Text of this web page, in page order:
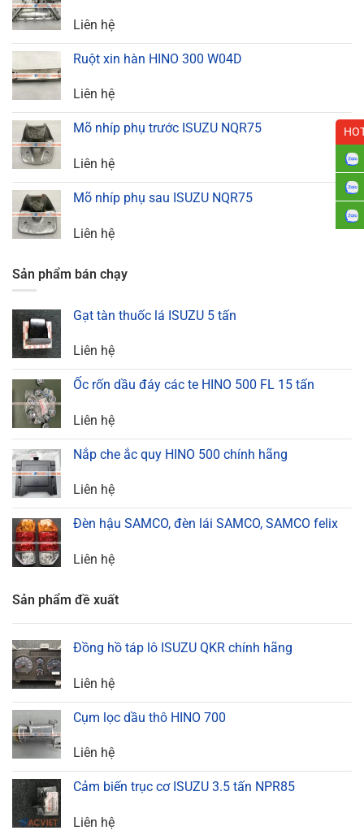
Liên hệ
Ruột xin hàn HINO 300 W04D
Liên hệ
Mõ nhíp phụ trước ISUZU NQR75
Liên hệ
Mõ nhíp phụ sau ISUZU NQR75
Liên hệ
Sản phẩm bán chạy
Gạt tàn thuốc lá ISUZU 5 tấn
Liên hệ
Ốc rốn dầu đáy các te HINO 500 FL 15 tấn
Liên hệ
Nắp che ắc quy HINO 500 chính hãng
Liên hệ
Đèn hậu SAMCO, đèn lái SAMCO, SAMCO felix
Liên hệ
Sản phẩm đề xuất
Đồng hồ táp lô ISUZU QKR chính hãng
Liên hệ
Cụm lọc dầu thô HINO 700
Liên hệ
Cảm biến trục cơ ISUZU 3.5 tấn NPR85
Liên hệ